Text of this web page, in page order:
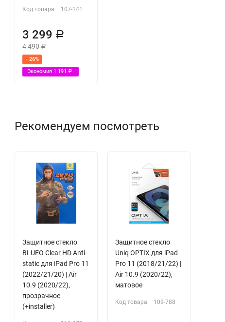
Код товара: 107-141
3 299 Р
4 490Р
- 26%
Экономия 1 191 Р
Рекомендуем посмотреть
Защитное стекло
BLUEO Clear HD Anti-
static для iPad Pro 11
(2022/21/20) | Air
10.9 (2020/22),
прозрачное
(+installer)
Защитное стекло
Uniq OPTIX для iPad
Pro 11 (2018/21/22) |
Air 10.9 (2020/22),
матовое
Код товара: 109-788